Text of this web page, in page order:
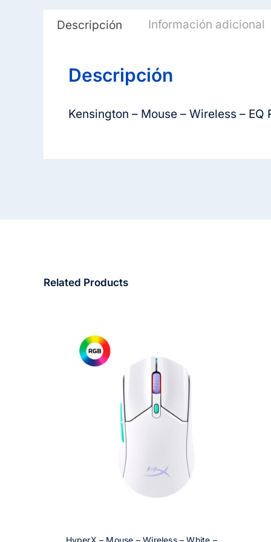
Descripción Información adicional
Descripción
Kensington – Mouse – Wireless – EQ
Related Products
HyperX – Mouse – Wireless – White –